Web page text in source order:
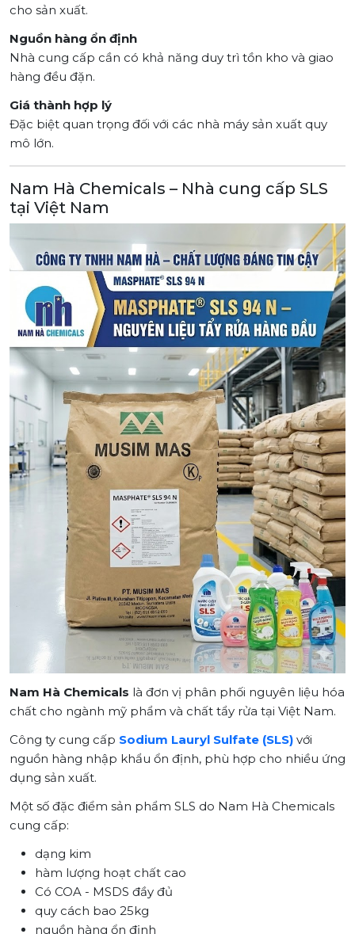
cho sản xuất.
Nguồn hàng ổn định
Nhà cung cấp cần có khả năng duy trì tồn kho và giao
hàng đều đặn.
Giá thành hợp lý
Đặc biệt quan trọng đối với các nhà máy sản xuất quy
mô lớn.
Nam Hà Chemicals – Nhà cung cấp SLS
tại Việt Nam
Nam Hà Chemicals là đơn vị phân phối nguyên liệu hóa
chất cho ngành mỹ phẩm và chất tẩy rửa tại Việt Nam.
Công ty cung cấp Sodium Lauryl Sulfate (SLS) với
nguồn hàng nhập khẩu ổn định, phù hợp cho nhiều ứng
dụng sản xuất.
Một số đặc điểm sản phẩm SLS do Nam Hà Chemicals
cung cấp:
dạng kim
hàm lượng hoạt chất cao
Có COA - MSDS đầy đủ
quy cách bao 25kg
nguồn hàng ổn định